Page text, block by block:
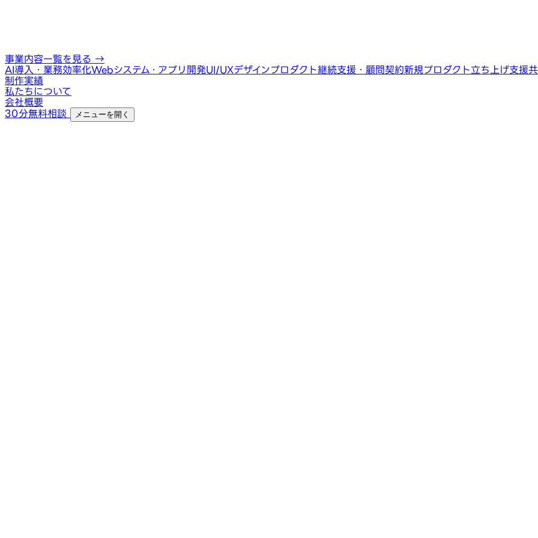
事業内容一覧を見る →
AI導入・業務効率化Webシステム・アプリ開発UI/UXデザインプロダクト継続支援・顧問契約新規プロダクト立ち上げ支援
制作実績
私たちについて
会社概要
30分無料相談
メニューを開く